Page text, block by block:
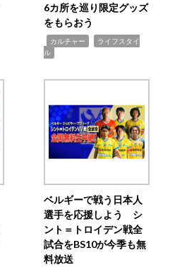
6カ所を巡り限定グッズ
をもらおう
カルチャー
ライフスタイ
ル
ベルギーで戦う日本人
選手を応援しよう シ
ント＝トロイデン戦全
試合をBS10が今季も無
料放送